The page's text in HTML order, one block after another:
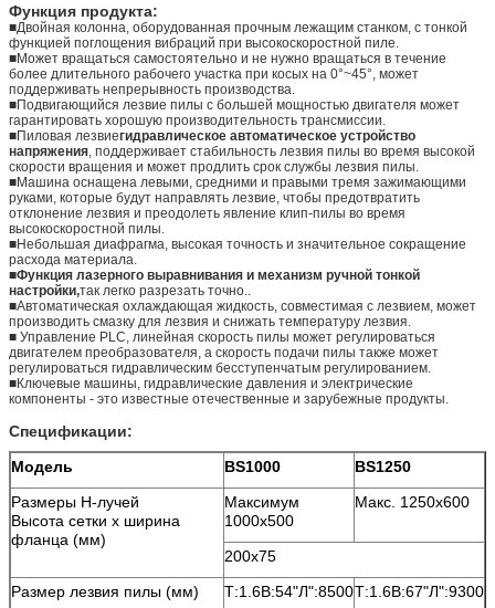
Функция продукта:
■Двойная колонна, оборудованная прочным лежащим станком, с тонкой
функцией поглощения вибраций при высокоскоростной пиле.
■Может вращаться самостоятельно и не нужно вращаться в течение
более длительного рабочего участка при косых на 0°~45°, может
поддерживать непрерывность производства.
■Подвигающийся лезвие пилы с большей мощностью двигателя может
гарантировать хорошую производительность трансмиссии.
■Пиловая лезвиегидравлическое автоматическое устройство
напряжения, поддерживает стабильность лезвия пилы во время высокой
скорости вращения и может продлить срок службы лезвия пилы.
■Машина оснащена левыми, средними и правыми тремя зажимающими
руками, которые будут направлять лезвие, чтобы предотвратить
отклонение лезвия и преодолеть явление клип-пилы во время
высокоскоростной пилы.
■Небольшая диафрагма, высокая точность и значительное сокращение
расхода материала.
■Функция лазерного выравнивания и механизм ручной тонкой
настройки,так легко разрезать точно..
■Автоматическая охлаждающая жидкость, совместимая с лезвием, может
производить смазку для лезвия и снижать температуру лезвия.
■ Управление PLC, линейная скорость пилы может регулироваться
двигателем преобразователя, а скорость подачи пилы также может
регулироваться гидравлическим бесступенчатым регулированием.
■Ключевые машины, гидравлические давления и электрические
компоненты - это известные отечественные и зарубежные продукты.
Спецификации:
Модель
BS1000
BS1250
Размеры H-лучей
Высота сетки х ширина
фланца (мм)
Максимум
1000х500
Макс. 1250х600
200х75
Размер лезвия пилы (мм)
Т:1.6В:54"Л":8500Т:1.6В:67"Л":9300